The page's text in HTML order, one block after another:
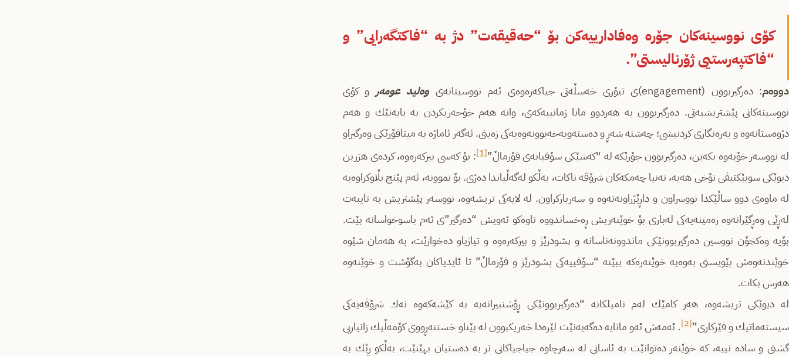
كۆی نووسینه‌كان جۆره وه‌فادارییه‌كن بۆ “حه‌قیقه‌ت” دژ به‌ “فاكتگه‌رایی” و
“فاكتپه‌رستیی ژۆرنالیستی”.
دووه‌م: ده‌رگیربوون (engagement)ی تیۆری خه‌سڵه‌تی جیاكه‌ره‌وه‌ی ئه‌م نووسینانه‌ی وه‌لید عومه‌ر و كۆی
نووسینه‌كانی پێشتریشیه‌تی. ده‌رگیربوون به‌ هه‌ردوو مانا زمانییه‌كه‌ی، واته‌ هه‌م خۆخه‌ریكردن به‌ بابه‌تێك و هه‌م
دژوه‌ستانه‌وه‌ و به‌ره‌نگاری كردنیشی؛ چه‌شنه‌ شه‌ڕ و ده‌سته‌ویه‌خه‌بوونه‌وه‌یه‌كی زه‌ینی. ئه‌گه‌ر ئاماژه‌ به‌ میتافۆرێكی وه‌رگیراو
له‌ نووسه‌ر خۆیه‌وه‌ بكه‌ین، ده‌رگیربوون جۆرێكه‌ له‌ “كه‌شێكی سۆفیانه‌ی فۆرماڵ”[1]
: بۆ كه‌سی بیركه‌ره‌وه‌، كرده‌ی هزرین
دیوێكی سوبێكتیڤی تۆخی هه‌یه‌، ته‌نیا چه‌مكه‌كان شرۆڤه‌ ناكات، به‌ڵكو له‌گه‌ڵیاندا ده‌ژی. بۆ نموونه‌، ئه‌م پێنج بڵاوكراوه‌یه‌
له‌ ماوه‌ی دوو ساڵێكدا نووسراون و داڕێژراونه‌ته‌وه‌ و سه‌رباركراون. له‌ لایه‌كی تریشه‌وه‌، نووسه‌ر پێشتریش به ‌تایبه‌ت
له‌ڕێی وه‌ڕگێرانه‌وه‌ زه‌مینه‌یه‌كی له‌باری بۆ خوێنه‌ریش ڕه‌خساندووه‌ تاوه‌كو ئه‌ویش “ده‌رگیر”ی ئه‌م باسوخواسانه‌ بێت.
بۆیه‌ وه‌كچۆن نووسین ده‌رگیربوونێكی ماندوونه‌ناسانه‌ و پشودرێژ و بیركه‌ره‌وه‌ و تیاژیاو ده‌خوازێت، به‌ هه‌مان شێوه‌
خوێندنه‌وه‌ش پێویستی به‌وه‌یه خوێنه‌ره‌كه‌‌ ببێته‌ “سۆفییه‌كی پشودرێژ و فۆرماڵ” تا ئایدیاكان به‌گۆشت و خوێنه‌وه‌
هه‌رس بكات.
له‌ دیوێكی تریشه‌وه‌، هه‌ر كامێك له‌م نامیلكانه‌‌ “ده‌رگیربوونێكی ڕۆشنبیرانه‌یه‌ به‌ كێشه‌كه‌وه‌ نه‌ك شرۆڤه‌یه‌كی
سیسته‌ماتیك و فێركاری”[2]
. ئه‌مه‌ش ئه‌و مانایه‌ ده‌گه‌یه‌نێت لێره‌دا خه‌ریكبوون له ‌پێناو خستنه‌ڕووی كۆمه‌ڵیك زانیاریی
گشتی و ساده‌ نییه‌، كه‌ خوێنه‌ر ده‌توانێت به‌ ئاسانی له‌ سه‌رچاوه‌ جیاجیاكانی تر به‌ ده‌ستیان بهێنێت، به‌ڵكو ڕێك به